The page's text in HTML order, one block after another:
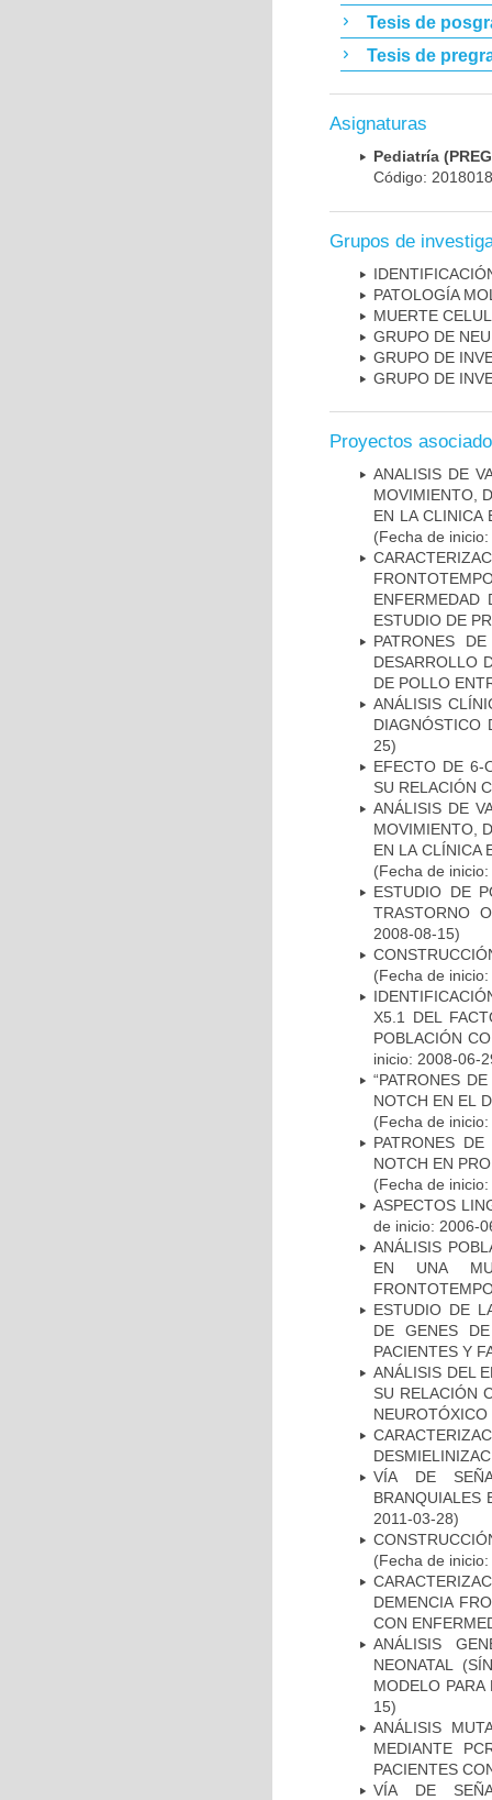
Tesis de
Tesis de
Asignaturas
Pediatría
Código:
Grupos de
PATOLOGÍA
MUERTE
GRUPO DE
GRUPO DE
GRUPO DE
Proyectos
ANALISIS DE
MOVIMIENTO,
EN LA CLINICA
(Fecha de
ENFERMEDAD
ESTUDIO DE
PATRONES
DESARROLLO
DE POLLO
ANÁLISIS
DIAGNÓSTICO
25)
EFECTO DE 6-
SU RELACIÓN
ANÁLISIS DE
MOVIMIENTO,
EN LA CLÍNICA
(Fecha de
ESTUDIO DE
TRASTORNO
2008-08-15)
(Fecha de
X5.1 DEL
POBLACIÓN
inicio: 2008-06-
“PATRONES
NOTCH EN EL
(Fecha de
PATRONES
NOTCH EN
(Fecha de
ASPECTOS
de inicio: 2006-
ANÁLISIS
EN UNA
ESTUDIO DE
DE GENES
PACIENTES Y
ANÁLISIS DEL
SU RELACIÓN
NEUROTÓXICO
VÍA DE
BRANQUIALES
2011-03-28)
(Fecha de
DEMENCIA
CON
ANÁLISIS
NEONATAL
MODELO
15)
ANÁLISIS
MEDIANTE
PACIENTES
VÍA DE